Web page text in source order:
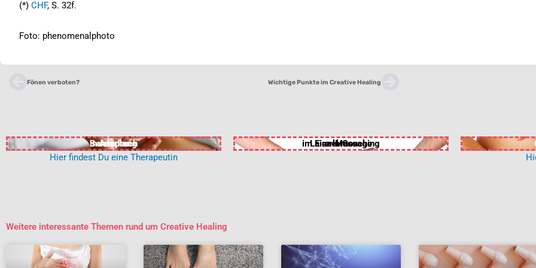
(*)CHF, S. 32f.
Foto: phenomenalphoto
Zurück
Fönen verboten? Wichtige Punkte im Creative Healing
Behandlung
in Anspruch
nehmen
Hier findest Du eine Therapeutin
Laien-Massage
im Einzel-Coaching
erlernen
Weitere interessante Themen rund um Creative Healing